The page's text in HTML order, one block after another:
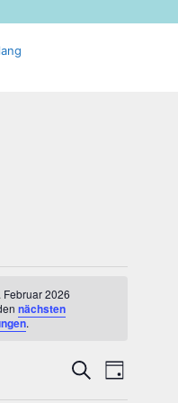
Februar 2026
nächsten
.
Suche
SucheTag